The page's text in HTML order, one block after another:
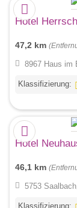
Hotel
47,2 km
8967 Haus im
Klassifizierung:
Hotel
46,1 km
5753
Klassifizierung: